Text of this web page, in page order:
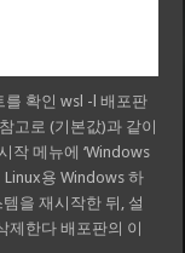
를 확인 wsl -l 배포판
고로 (기본값)과 같이
작 메뉴에 ‘Windows
Linux용 Windows 하
을 재시작한 뒤, 설
제한다 배포판의 이